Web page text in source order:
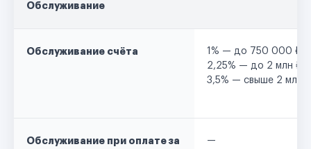
Обслуживание
Обслуживание счёта
1% — до 750 000 ₽
2,25% — до 2 млн ₽
3,5% — свыше 2 млн ₽
Обслуживание при оплате за
—